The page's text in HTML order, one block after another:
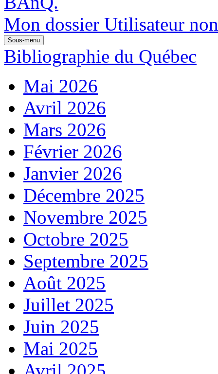
Mon dossier Utilisateur
Sous-menu
Bibliographie du Québec
Mai 2026
Avril 2026
Mars 2026
Février 2026
Janvier 2026
Décembre 2025
Novembre 2025
Octobre 2025
Septembre 2025
Août 2025
Juillet 2025
Juin 2025
Mai 2025